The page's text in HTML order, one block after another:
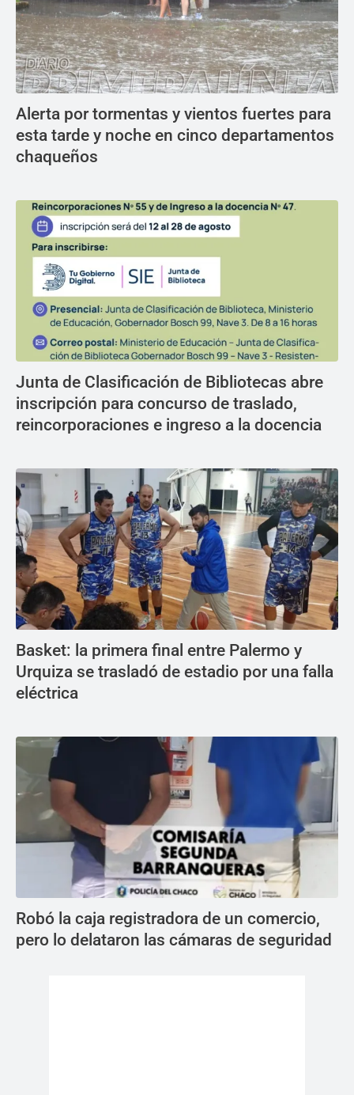
Alerta por tormentas y vientos fuertes para
esta tarde y noche en cinco departamentos
chaqueños
Junta de Clasificación de Bibliotecas abre
inscripción para concurso de traslado,
reincorporaciones e ingreso a la docencia
Basket: la primera final entre Palermo y
Urquiza se trasladó de estadio por una falla
eléctrica
Robó la caja registradora de un comercio,
pero lo delataron las cámaras de seguridad